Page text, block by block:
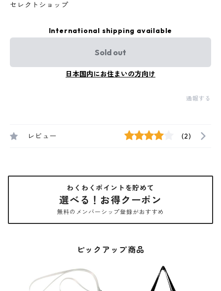
セレクトショップ
International shipping available
Sold out
日本国内にお住まいの方向け
通報する
レビュー (2)
わくわくポイントを貯めて
選べる！お得クーポン
無料のメンバーシップ登録がおすすめ
ピックアップ商品